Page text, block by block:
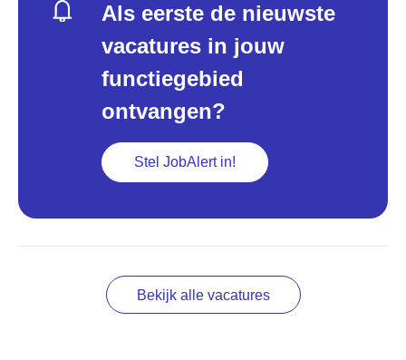
Als eerste de nieuwste
vacatures in jouw
functiegebied
ontvangen?
Stel JobAlert in!
Bekijk alle vacatures